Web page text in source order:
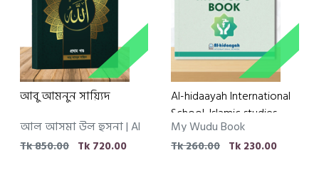
আবু আমনুন সায়্যিদ
আল আসমা উল হুসনা | Al
Asma ul Husna
Tk 850.00 Tk 720.00
Al-hidaayah International
School, Islamic studies
department
My Wudu Book
Tk 260.00 Tk 230.00